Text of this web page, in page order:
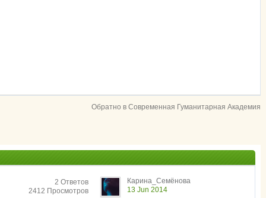
Обратно в Современная Гуманитарная Академия
2 Ответов
2412 Просмотров
Карина_Семёнова
13 Jun 2014